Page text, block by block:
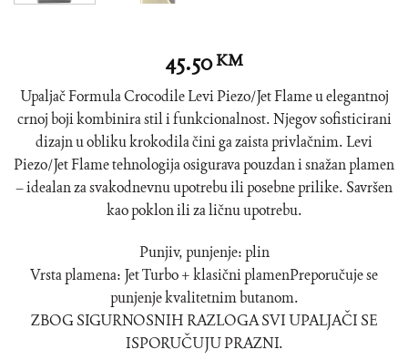
45.50KM
Upaljač Formula Crocodile Levi Piezo/Jet Flame u elegantnoj
crnoj boji kombinira stil i funkcionalnost. Njegov sofisticirani
dizajn u obliku krokodila čini ga zaista privlačnim. Levi
Piezo/Jet Flame tehnologija osigurava pouzdan i snažan plamen
– idealan za svakodnevnu upotrebu ili posebne prilike. Savršen
kao poklon ili za ličnu upotrebu.
Punjiv, punjenje: plin
Vrsta plamena: Jet Turbo + klasični plamenPreporučuje se
punjenje kvalitetnim butanom.
ZBOG SIGURNOSNIH RAZLOGA SVI UPALJAČI SE
ISPORUČUJU PRAZNI.